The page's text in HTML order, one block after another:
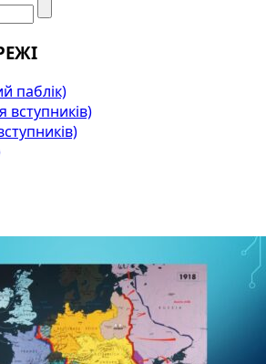
паблік)
вступників)